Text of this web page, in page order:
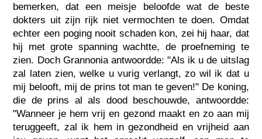
bemerken, dat een meisje beloofde wat de beste
dokters uit zijn rijk niet vermochten te doen. Omdat
echter een poging nooit schaden kon, zei hij haar, dat
hij met grote spanning wachtte, de proefneming te
zien. Doch Grannonia antwoordde: "Als ik u de uitslag
zal laten zien, welke u vurig verlangt, zo wil ik dat u
mij belooft, mij de prins tot man te geven!" De koning,
die de prins al als dood beschouwde, antwoordde:
"Wanneer je hem vrij en gezond maakt en zo aan mij
teruggeeft, zal ik hem in gezondheid en vrijheid aan